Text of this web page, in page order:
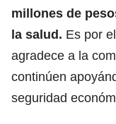
millones de
la salud. Es por
agradece a la
continúen
seguridad